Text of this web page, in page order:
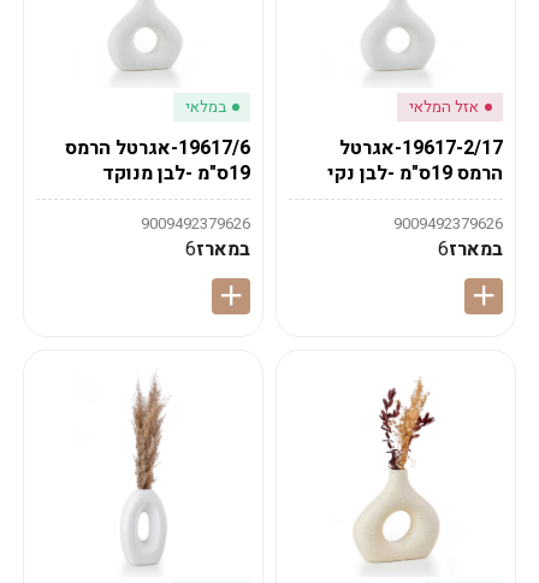
אזל המלאי
19617-2/17-אגרטל
הרמס 19ס"מ -לבן נקי
9009492379626
במארז6
במלאי
19617/6-אגרטל הרמס
19ס"מ -לבן מנוקד
9009492379626
במארז6